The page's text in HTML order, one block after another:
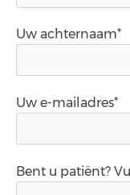
Uw achternaam*
Uw e-mailadres*
Bent u patiënt?